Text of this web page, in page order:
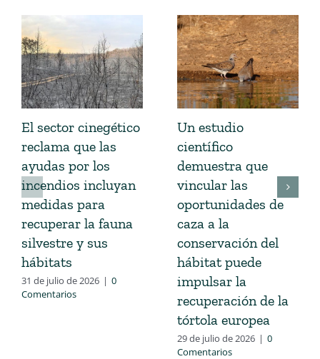
El sector cinegético
reclama que las
ayudas por los
incendios incluyan
medidas para
recuperar la fauna
silvestre y sus
hábitats
31 de julio de 2026 | 0
Comentarios
Un estudio
científico
demuestra que
vincular las
oportunidades de
caza a la
conservación del
hábitat puede
impulsar la
recuperación de la
tórtola europea
29 de julio de 2026 | 0
Comentarios